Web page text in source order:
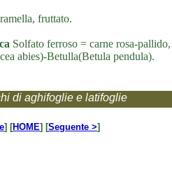
fruttato.
Solfato ferroso = carne rosa-
abies)-Betulla(Betula pendula).
di aghifoglie e latifoglie
] [HOME] [Seguente >]